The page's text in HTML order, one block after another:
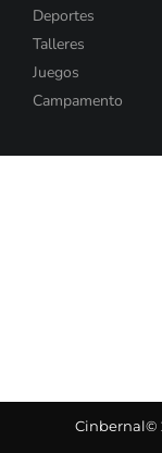
Deportes
Talleres
Juegos
Campamento
Cinbernal©